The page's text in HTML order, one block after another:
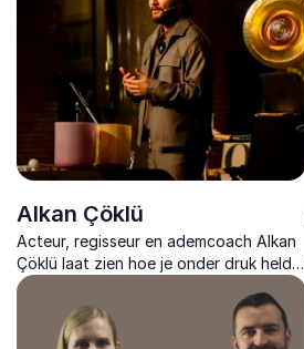
Alkan Çöklü
Acteur, regisseur en ademcoach Alkan
Çöklü laat zien hoe je onder druk helder
blijft, spanning loslaat en leiding neemt
vanuit rust en bewustzijn.